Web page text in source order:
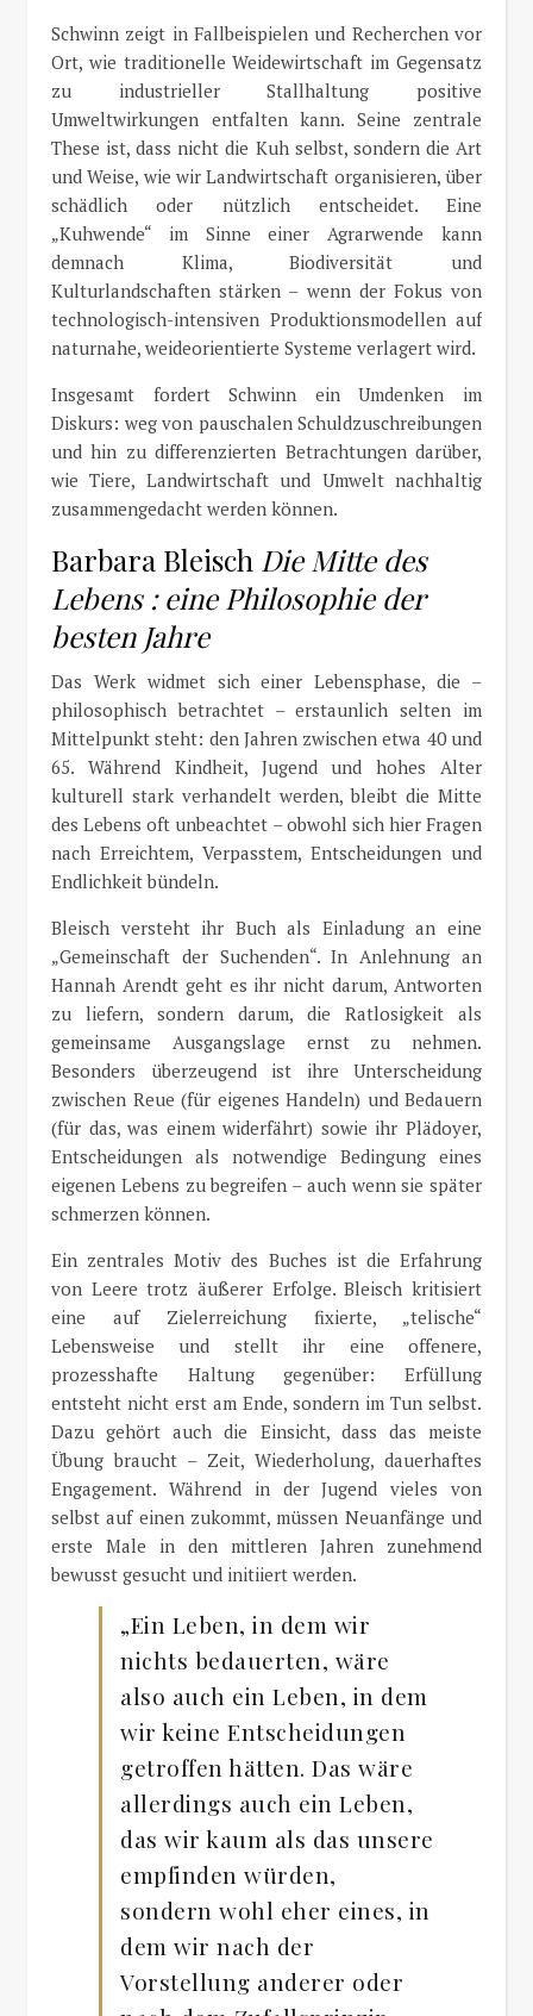
Schwinn zeigt in Fallbeispielen und Recherchen vor
Ort, wie traditionelle Weidewirtschaft im Gegensatz
zu industrieller Stallhaltung positive
Umweltwirkungen entfalten kann. Seine zentrale
These ist, dass nicht die Kuh selbst, sondern die Art
und Weise, wie wir Landwirtschaft organisieren, über
schädlich oder nützlich entscheidet. Eine
„Kuhwende“ im Sinne einer Agrarwende kann
demnach Klima, Biodiversität und
Kulturlandschaften stärken – wenn der Fokus von
technologisch-intensiven Produktionsmodellen auf
naturnahe, weideorientierte Systeme verlagert wird.
Insgesamt fordert Schwinn ein Umdenken im
Diskurs: weg von pauschalen Schuldzuschreibungen
und hin zu differenzierten Betrachtungen darüber,
wie Tiere, Landwirtschaft und Umwelt nachhaltig
zusammengedacht werden können.
Barbara Bleisch Die Mitte des
Lebens : eine Philosophie der
besten Jahre
Das Werkwidmet sich einer Lebensphase, die –
philosophisch betrachtet – erstaunlich selten im
Mittelpunkt steht: den Jahren zwischen etwa 40 und
65. Während Kindheit, Jugend und hohes Alter
kulturell stark verhandelt werden, bleibt die Mitte
des Lebens oft unbeachtet – obwohl sich hier Fragen
nach Erreichtem, Verpasstem, Entscheidungen und
Endlichkeit bündeln.
Bleisch versteht ihr Buch als Einladung an eine
„Gemeinschaft der Suchenden“. In Anlehnung an
Hannah Arendtgeht es ihr nicht darum, Antworten
zu liefern, sondern darum, die Ratlosigkeit als
gemeinsame Ausgangslage ernst zu nehmen.
Besonders überzeugend ist ihre Unterscheidung
zwischen Reue (für eigenes Handeln) und Bedauern
(für das, was einem widerfährt) sowie ihr Plädoyer,
Entscheidungen als notwendige Bedingung eines
eigenen Lebens zu begreifen – auch wenn sie später
schmerzen können.
Ein zentrales Motiv des Buches ist die Erfahrung
von Leere trotz äußerer Erfolge. Bleisch kritisiert
eine auf Zielerreichung fixierte, „telische“
Lebensweise und stellt ihr eine offenere,
prozesshafte Haltung gegenüber: Erfüllung
entsteht nicht erst am Ende, sondern im Tun selbst.
Dazu gehört auch die Einsicht, dass das meiste
Übung braucht – Zeit, Wiederholung, dauerhaftes
Engagement. Während in der Jugend vieles von
selbst auf einen zukommt, müssen Neuanfänge und
erste Male in den mittleren Jahren zunehmend
bewusst gesucht und initiiert werden.
„Ein Leben, in dem wir
nichts bedauerten, wäre
also auch ein Leben, in dem
wir keine Entscheidungen
getroffen hätten. Das wäre
allerdings auch ein Leben,
das wir kaum als das unsere
empfinden würden,
sondern wohl eher eines, in
dem wir nach der
Vorstellung anderer oder